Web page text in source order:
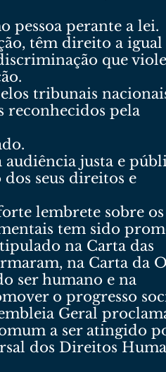
pessoa perante a lei.
têm direito a igual
que
tribunais
reconhecidos pela
audiência justa e
seus direitos e
lembrete sobre os
tem sido
na Carta das
na Carta da
ser humano e na
o progresso
Geral
a ser atingido
dos Direitos